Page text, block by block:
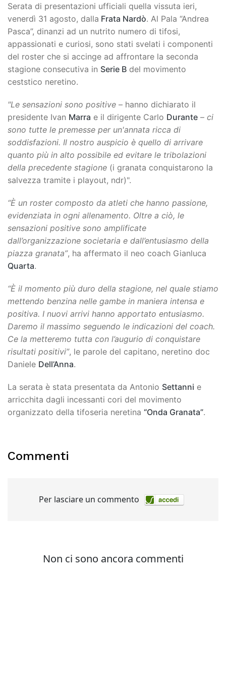
Serata di presentazioni ufficiali quella vissuta ieri,
venerdì 31 agosto, dalla Frata Nardò. Al Pala “Andrea
Pasca”, dinanzi ad un nutrito numero di tifosi,
appassionati e curiosi, sono stati svelati i componenti
del roster che si accinge ad affrontare la seconda
stagione consecutiva in Serie B del movimento
ceststico neretino.
"Le sensazioni sono positive – hanno dichiarato il
presidente Ivan Marra e il dirigente Carlo Durante – ci
sono tutte le premesse per un'annata ricca di
soddisfazioni. Il nostro auspicio è quello di arrivare
quanto più in alto possibile ed evitare le tribolazioni
della precedente stagione (i granata conquistarono la
salvezza tramite i playout, ndr)".
“È un roster composto da atleti che hanno passione,
evidenziata in ogni allenamento. Oltre a ciò, le
sensazioni positive sono amplificate
dall’organizzazione societaria e dall’entusiasmo della
piazza granata”, ha affermato il neo coach Gianluca
Quarta.
“È il momento più duro della stagione, nel quale stiamo
mettendo benzina nelle gambe in maniera intensa e
positiva. I nuovi arrivi hanno apportato entusiasmo.
Daremo il massimo seguendo le indicazioni del coach.
Ce la metteremo tutta con l’augurio di conquistare
risultati positivi”, le parole del capitano, neretino doc
Daniele Dell’Anna.
La serata è stata presentata da Antonio Settanni e
arricchita dagli incessanti cori del movimento
organizzato della tifoseria neretina “Onda Granata”.
Commenti